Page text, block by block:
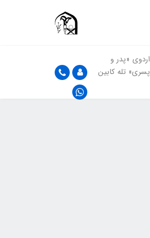
اردوی «پدر و
پسری» تله کابین